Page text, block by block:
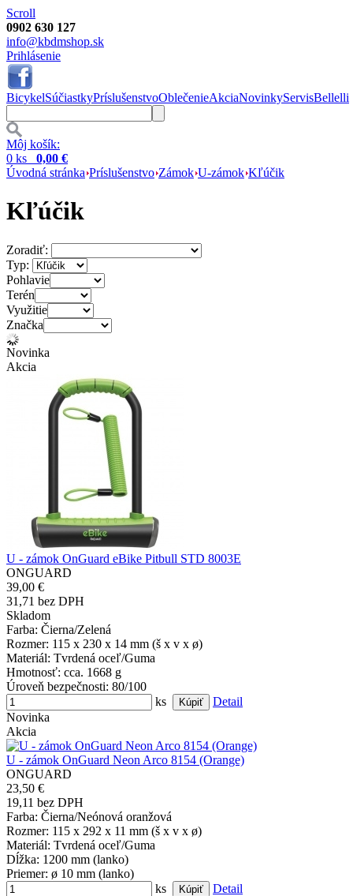
Scroll
0902 630 127
info@kbdmshop.sk
Prihlásenie
BicykelSúčiastkyPríslušenstvoOblečenieAkciaNovinkyServisBellelli
Môj košík:
0 ks 0,00 €
Úvodná stránka Príslušenstvo Zámok U-zámok Kľúčik
Kľúčik
Zoradiť:
Typ:
Pohlavie
Terén
Využitie
Značka
Novinka
Akcia
U - zámok OnGuard eBike Pitbull STD 8003E
ONGUARD
39,00 €
31,71 bez DPH
Skladom
Farba: Čierna/Zelená
Rozmer: 115 x 230 x 14 mm (š x v x ø)
Materiál: Tvrdená oceľ/Guma
Hmotnosť: cca. 1668 g
Úroveň bezpečnosti: 80/100
ks
Detail
Novinka
Akcia
U - zámok OnGuard Neon Arco 8154 (Orange)
ONGUARD
23,50 €
19,11 bez DPH
Farba: Čierna/Neónová oranžová
Rozmer: 115 x 292 x 11 mm (š x v x ø)
Materiál: Tvrdená oceľ/Guma
Dĺžka: 1200 mm (lanko)
Priemer: ø 10 mm (lanko)
ks
Detail